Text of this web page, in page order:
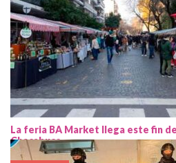
La feria BA Market llega este fin
Chacabuco